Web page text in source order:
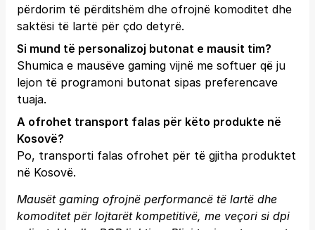
përdorim të përditshëm dhe ofrojnë komoditet dhe
saktësi të lartë për çdo detyrë.
Si mund të personalizoj butonat e mausit tim?
Shumica e mausëve gaming vijnë me softuer që ju
lejon të programoni butonat sipas preferencave
tuaja.
A ofrohet transport falas për këto produkte në
Kosovë?
Po, transporti falas ofrohet për të gjitha produktet
në Kosovë.
Mausët gaming ofrojnë performancë të lartë dhe
komoditet për lojtarët kompetitivë, me veçori si dpi